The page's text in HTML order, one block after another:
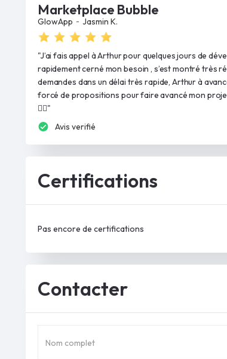
Marketplace Bubble
GlowApp - Jasmin K.
"J’ai fais appel à Arthur pour quelques jours de
rapidement cerné mon besoin , s’est montré très
demandes dans un délai très rapide, Arthur à
forcé de propositions pour faire avancé mon
👌🏼"
Avis verifié
Certifications
Pas encore de certifications
Contacter